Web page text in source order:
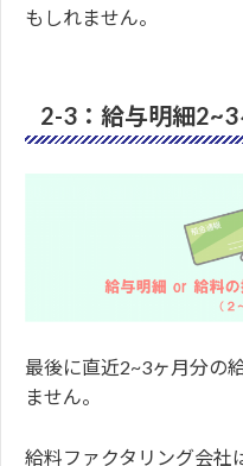
もしれません。
2-3：給与明細
最後に直近2~3ヶ月分の
ません。
給料ファクタリング会社